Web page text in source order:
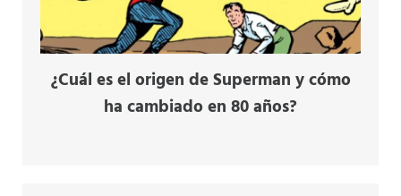
¿Cuál es el origen de Superman y cómo
ha cambiado en 80 años?